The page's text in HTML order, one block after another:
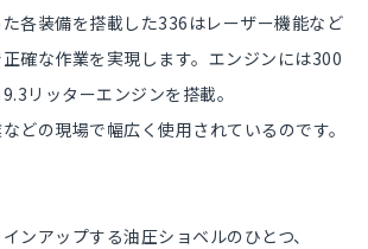
各装備を搭載した336はレーザー機能など
確な作業を実現します。エンジンには300
リッターエンジンを搭載。
どの現場で幅広く使用されているのです。
ンアップする油圧ショベルのひとつ、